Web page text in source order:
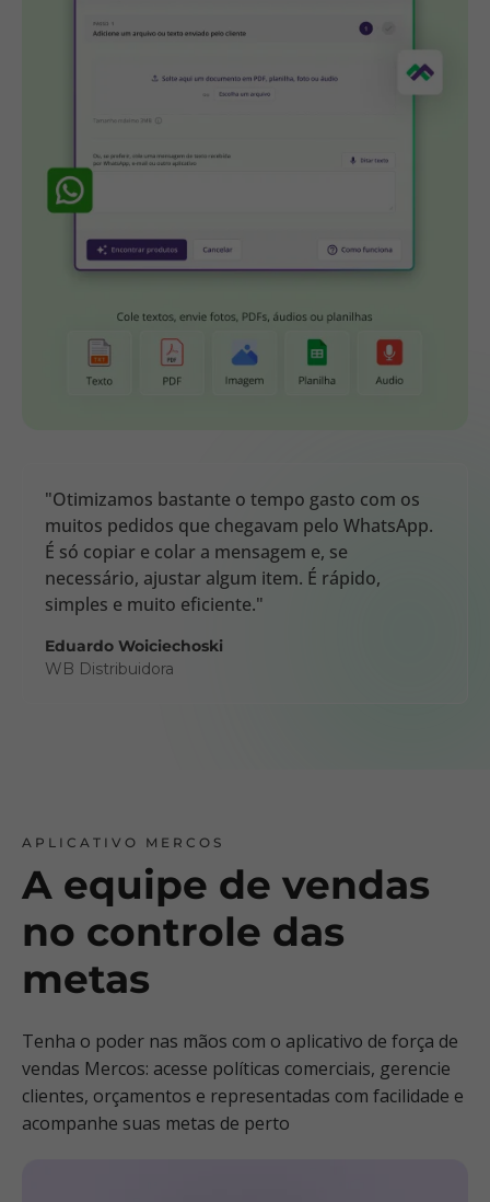
"Otimizamos bastante o tempo gasto com os
muitos pedidos que chegavam pelo WhatsApp.
É só copiar e colar a mensagem e, se
necessário, ajustar algum item. É rápido,
simples e muito eficiente."
Eduardo Woiciechoski
WB Distribuidora
APLICATIVO MERCOS
A equipe de vendas
no controle das
metas
Tenha o poder nas mãos com o aplicativo de força de
vendas Mercos: acesse políticas comerciais, gerencie
clientes, orçamentos e representadas com facilidade e
acompanhe suas metas de perto